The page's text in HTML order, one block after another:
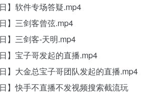
】软件专场答疑.mp4
】三剑客曾弦.mp4
】三剑客-天明.mp4
】宝子哥发起的直播.mp4
】大金总宝子哥团队发起的直播.mp4
】快手不直播不发视频搜索截流玩